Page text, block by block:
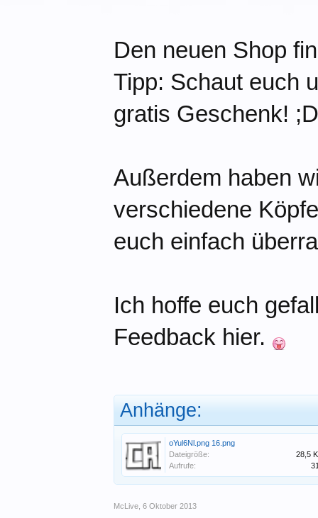
Den neuen Shop
Tipp: Schaut euch
gratis Geschenk! ;D
Außerdem haben
verschiedene
euch einfach
Ich hoffe euch
Feedback hier.
Anhänge:
oYul6Nl.png 16.png
Dateigröße:
28,5
Aufrufe:
McLive 6 Oktober 2013